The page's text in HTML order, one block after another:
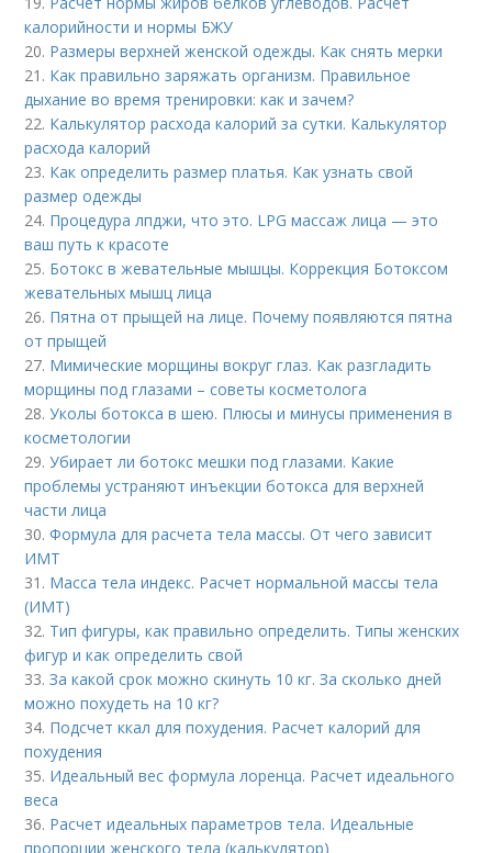
калорийности и нормы БЖУ
20. Размеры верхней женской одежды. Как снять мерки
21. Как правильно заряжать организм. Правильное
дыхание во время тренировки: как и зачем?
22. Калькулятор расхода калорий за сутки. Калькулятор
расхода калорий
23. Как определить размер платья. Как узнать свой
размер одежды
24. Процедура лпджи, что это. LPG массаж лица — это
ваш путь к красоте
25. Ботокс в жевательные мышцы. Коррекция Ботоксом
жевательных мышц лица
26. Пятна от прыщей на лице. Почему появляются пятна
от прыщей
27. Мимические морщины вокруг глаз. Как разгладить
морщины под глазами – советы косметолога
28.Уколы ботокса в шею. Плюсы и минусы применения в
косметологии
29.Убирает ли ботокс мешки под глазами. Какие
проблемы устраняют инъекции ботокса для верхней
части лица
30.Формула для расчета тела массы. От чего зависит
ИМТ
31. Масса тела индекс. Расчет нормальной массы тела
(ИМТ)
32. Тип фигуры, как правильно определить. Типы женских
фигур и как определить свой
33.За какой срок можно скинуть 10 кг. За сколько дней
можно похудеть на 10 кг?
34. Подсчет ккал для похудения. Расчет калорий для
похудения
35. Идеальный вес формула лоренца. Расчет идеального
веса
36. Расчет идеальных параметров тела. Идеальные
пропорции женского тела (калькулятор)